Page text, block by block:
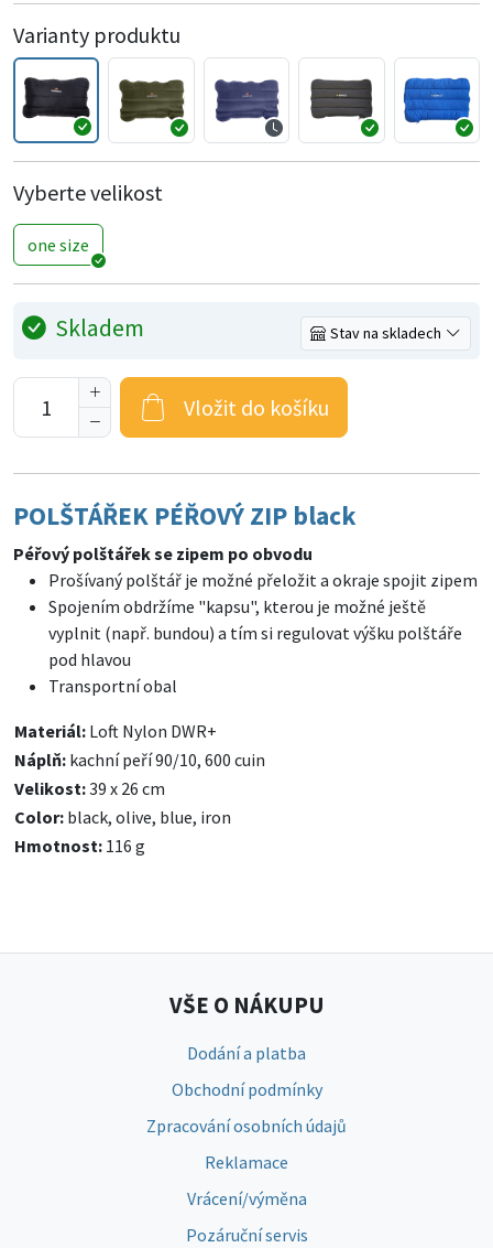
Varianty produktu
Vyberte velikost
one size
Skladem Stav na skladech
Vložit do košíku
POLŠTÁŘEK PÉŘOVÝ ZIP black
Péřový polštářek se zipem po obvodu
Prošívaný polštář je možné přeložit a okraje spojit zipem
Spojením obdržíme "kapsu", kterou je možné ještě
vyplnit (např. bundou) a tím si regulovat výšku polštáře
pod hlavou
Transportní obal
Materiál: Loft Nylon DWR+
Náplň: kachní peří 90/10, 600 cuin
Velikost:39 x 26 cm
Color: black, olive, blue, iron
Hmotnost: 116 g
VŠE O NÁKUPU
Dodání a platba
Obchodní podmínky
Zpracování osobních údajů
Reklamace
Vrácení/výměna
Pozáruční servis